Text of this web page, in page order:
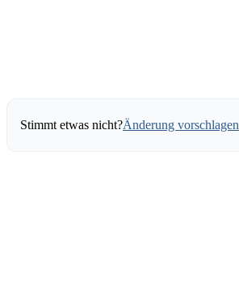
Stimmt etwas nicht?Änderung vorschlagen